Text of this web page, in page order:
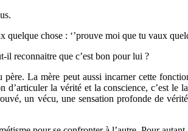
chose : ‘’prouve moi que tu vaux
il reconnaitre que c’est bon pour lui ?
La mère peut aussi incarner cette
la vérité et la conscience, c’est
un vécu, une sensation profonde de